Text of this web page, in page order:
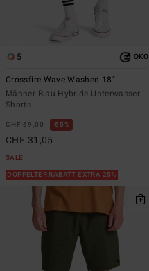
5 ÖKO
Crossfire Wave Washed 18"
Männer Blau Hybride Unterwasser-
Shorts
CHF 69,00 55%
CHF 31,05
SALE
DOPPELTER RABATT EXTRA 25%